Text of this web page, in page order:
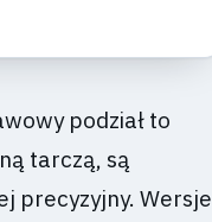
podział to
tarczą, są
precyzyjny. Wersje